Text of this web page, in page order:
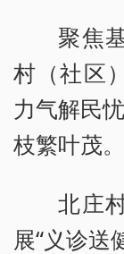
聚焦
村（社区
力气解民
枝繁叶茂。
北庄
展“义诊送